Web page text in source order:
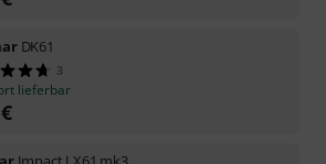
DK61
3
lieferbar
€